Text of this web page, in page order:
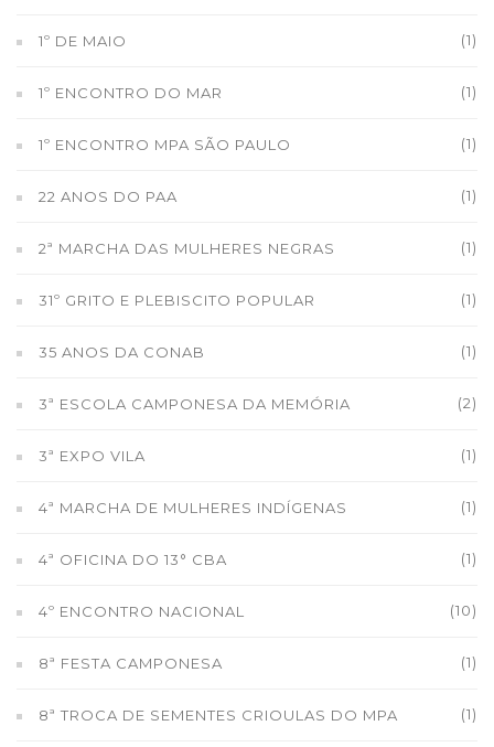
1º DE MAIO (1)
1º ENCONTRO DO MAR (1)
1º ENCONTRO MPA SÃO PAULO (1)
22 ANOS DO PAA (1)
2ª MARCHA DAS MULHERES NEGRAS (1)
31º GRITO E PLEBISCITO POPULAR (1)
35 ANOS DA CONAB (1)
3ª ESCOLA CAMPONESA DA MEMÓRIA (2)
3ª EXPO VILA (1)
4ª MARCHA DE MULHERES INDÍGENAS (1)
4ª OFICINA DO 13° CBA (1)
4º ENCONTRO NACIONAL (10)
8ª FESTA CAMPONESA (1)
8ª TROCA DE SEMENTES CRIOULAS DO MPA (1)